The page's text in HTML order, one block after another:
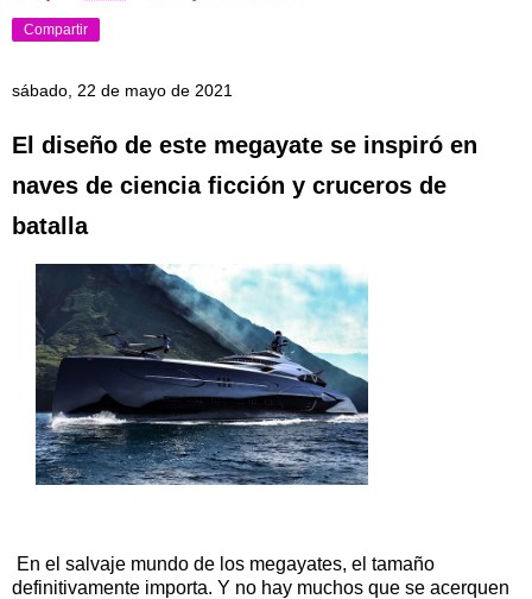
Compartir
sábado, 22 de mayo de 2021
El diseño de este megayate se inspiró en
naves de ciencia ficción y cruceros de
batalla
En el salvaje mundo de los megayates, el tamaño
definitivamente importa. Y no hay muchos que se acerquen